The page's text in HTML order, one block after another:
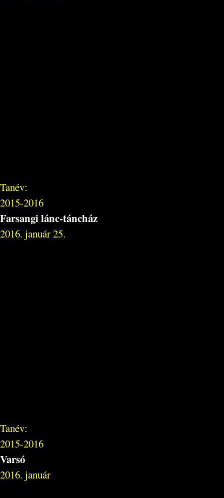
Tanév:
2015-2016
Farsangi lánc-táncház
2016. január 25.
Tanév:
2015-2016
Varsó
2016. január